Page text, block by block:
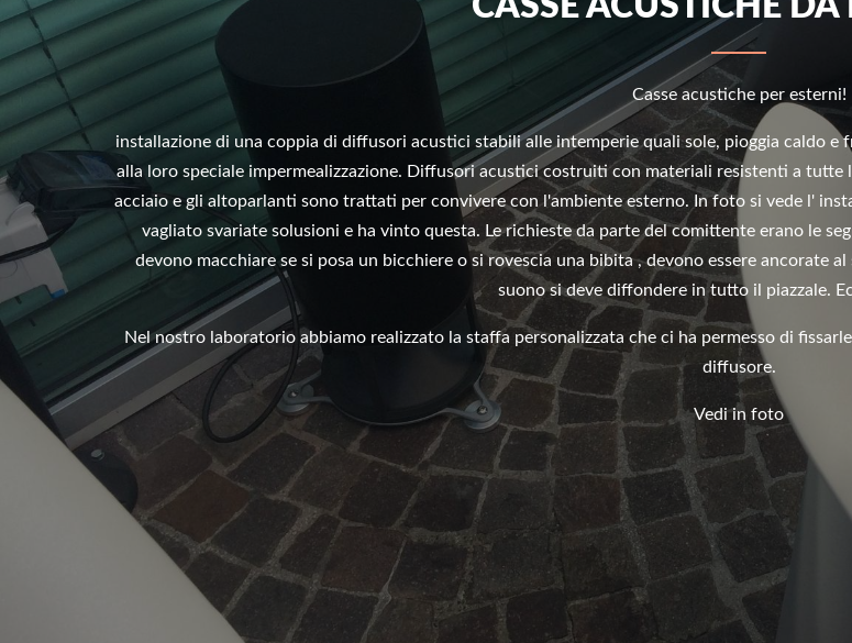
Casse acustiche per esterni!
installazione di una coppia di diffusori acustici stabili alle intemperie quali sole, pioggia caldo
alla loro speciale impermealizzazione. Diffusori acustici costruiti con materiali resistenti a
acciaio e gli altoparlanti sono trattati per convivere con l'ambiente esterno. In foto si vede l'
vagliato svariate solusioni e ha vinto questa. Le richieste da parte del comittente erano le
devono macchiare se si posa un bicchiere o si rovescia una bibita , devono essere ancorate
suono si deve diffondere in tutto il piazzale.
Nel nostro laboratorio abbiamo realizzato la staffa personalizzata che ci ha permesso di
diffusore.
Vedi in foto